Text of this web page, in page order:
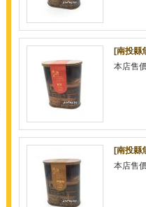
[南投縣
本店售
[南投縣
本店售